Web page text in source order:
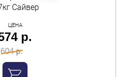
Сайвер
ЦЕНА
р.
604 р.